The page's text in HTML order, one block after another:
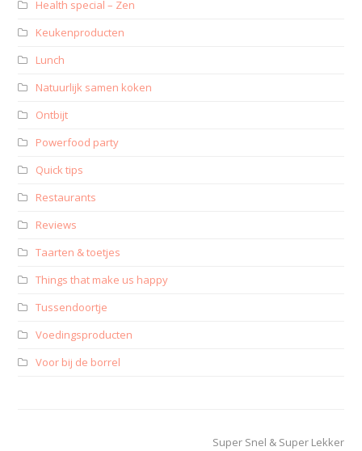
Health special – Zen
Keukenproducten
Lunch
Natuurlijk samen koken
Ontbijt
Powerfood party
Quick tips
Restaurants
Reviews
Taarten & toetjes
Things that make us happy
Tussendoortje
Voedingsproducten
Voor bij de borrel
Super Snel & Super Lekker